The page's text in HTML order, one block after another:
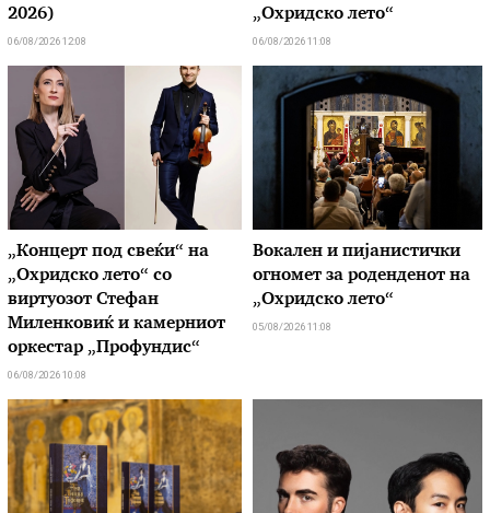
2026)
06/08/2026 12:08
„Охридско лето“
06/08/2026 11:08
„Концерт под свеќи“ на
„Охридско лето“ со
виртуозот Стефан
Миленковиќ и камерниот
оркестар „Профундис“
06/08/2026 10:08
Вокален и пијанистички
огномет за роденденот на
„Охридско лето“
05/08/2026 11:08